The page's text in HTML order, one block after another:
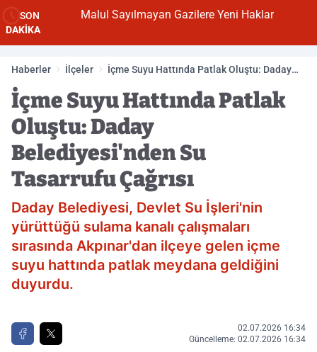
SON
DAKİKA
Malul Sayılmayan Gazilere Yeni Haklar
Haberler İlçeler
İçme Suyu Hattında Patlak Oluştu: Daday
İçme Suyu Hattında Patlak
Oluştu: Daday
Belediyesi'nden Su
Tasarrufu Çağrısı
Daday Belediyesi, Devlet Su İşleri'nin
yürüttüğü sulama kanalı çalışmaları
sırasında Akpınar'dan ilçeye gelen içme
suyu hattında patlak meydana geldiğini
duyurdu.
02.07.2026 16:34
Güncelleme: 02.07.2026 16:34